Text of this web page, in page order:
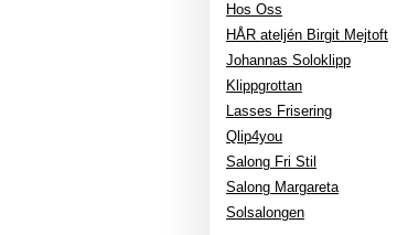
Hos Oss
HÅR ateljén Birgit Mejtoft
Johannas Soloklipp
Klippgrottan
Lasses Frisering
Qlip4you
Salong Fri Stil
Salong Margareta
Solsalongen